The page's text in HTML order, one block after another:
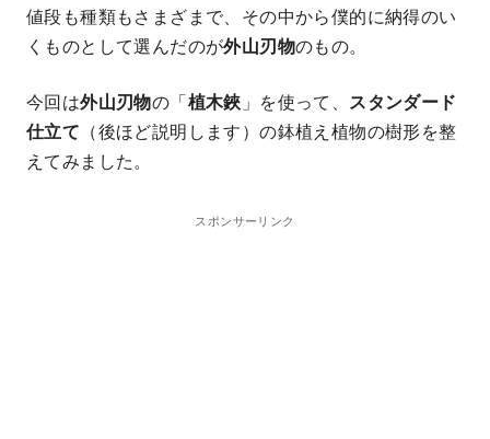
値段も種類もさまざまで、その中から僕的に納得のい
くものとして選んだのが外山刃物のもの。
今回は外山刃物の「植木鋏 」を使って、 スタンダード
仕立て （後ほど説明します）の鉢植え植物の樹形を整
えてみました。
スポンサーリンク